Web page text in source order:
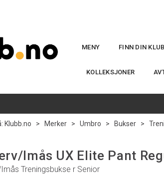
MENY FINN DIN
KOLLEKSJONER
Klubb.no > Merker > Umbro > Bukser >
Imås UX Elite Pant
Treningsbukse r Senior